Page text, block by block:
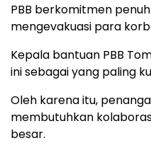
PBB berkomitmen
mengevakuasi para
Kepala bantuan PBB
ini sebagai yang paling
Oleh karena itu,
membutuhkan
besar.